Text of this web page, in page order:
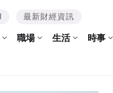
最新財經資訊
職場 生活 時事